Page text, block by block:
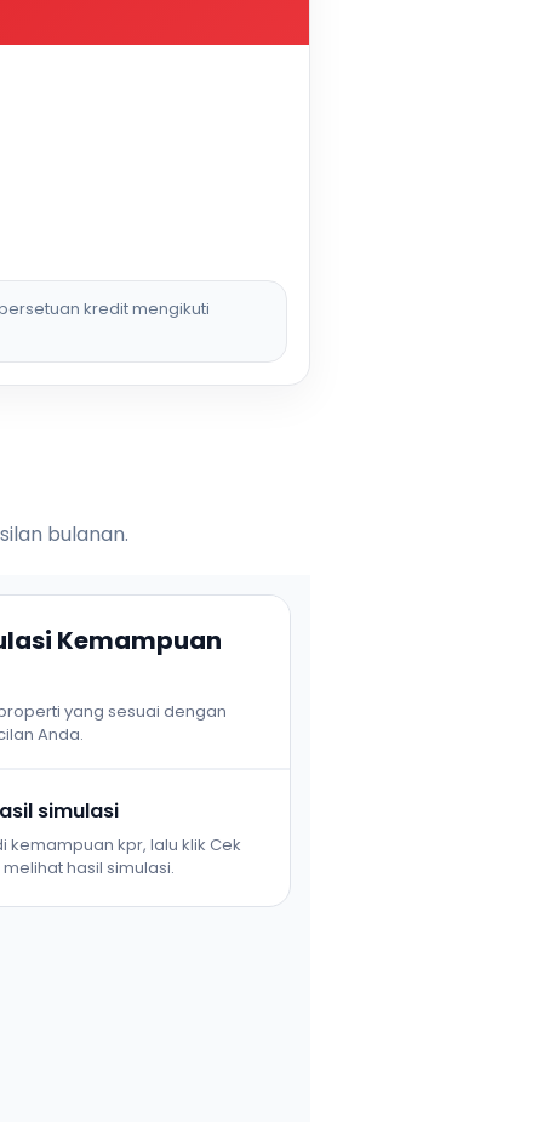
kredit mengikuti
bulanan.
Kemampuan
yang sesuai dengan
Anda.
simulasi
kemampuan kpr, lalu klik Cek
hasil simulasi.